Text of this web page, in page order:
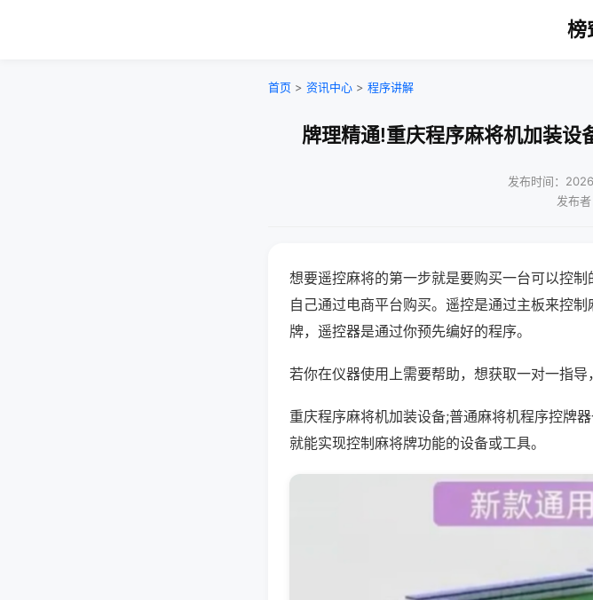
榜
首页 > 资讯中心 > 程序讲解
牌理精通!重庆程序麻将机加装设
发布时间：
发布
想要遥控麻将的第一步就是要购买一台可以控
自己通过电商平台购买。遥控是通过主板来控
牌，遥控器是通过你预先编好的程序。
若你在仪器使用上需要帮助，想获取一对一指
重庆程序麻将机加装设备;普通麻将机程序控牌
就能实现控制麻将牌功能的设备或工具。